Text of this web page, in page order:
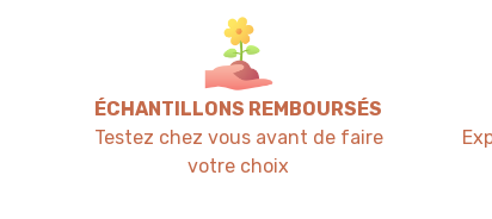
ÉCHANTILLONS REMBOURSÉS
Testez chez vous avant de faire
votre choix